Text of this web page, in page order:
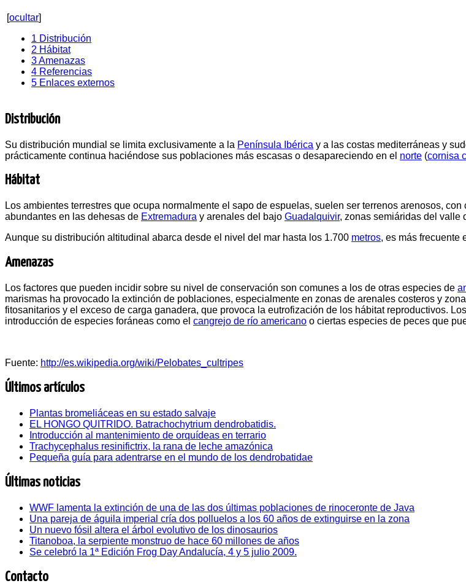
[ocultar]
1 Distribución
2 Hábitat
3Amenazas
4 Referencias
5 Enlaces externos
Distribución
Su distribución mundial se limita exclusivamente a la Península Ibérica y a las costas mediterráneas y
prácticamente continua haciéndose sus poblaciones más escasas o desapareciendo en el norte (cornisa
Hábitat
Los ambientes terrestres que ocupa normalmente el sapo de espuelas, suelen ser terrenos arenosos,
abundantes en las dehesas de Extremadura y arenales del bajo Guadalquivir, zonas semiáridas del valle
Aunque su distribución altitudinal abarca desde el nivel del mar hasta los 1.700 metros, es más frecuente
Amenazas
Los factores que pueden incidir sobre su nivel de conservación son comunes a los de otras especies de
marismas ha provocado la extinción de poblaciones, especialmente en zonas de arenales costeros y
fitosanitarios y el exceso de carga ganadera, que provoca la eutrofización de los hábitat reproductivos.
introducción de especies foráneas como el cangrejo de río americano o ciertas especies de peces que
Fuente: http://es.wikipedia.org/wiki/Pelobates_cultripes
Últimos artículos
Plantas bromeliáceas en su estado salvaje
EL HONGO QUITRIDO. Batrachochytrium dendrobatidis.
Introducción al mantenimiento de orquídeas en terrario
Trachycephalus resinifictrix, la rana de leche amazónica
Pequeña guía para adentrarse en el mundo de los dendrobatidae
Últimas noticias
WWF lamenta la extinción de una de las dos últimas poblaciones de rinoceronte de Java
Una pareja de águila imperial cría dos polluelos a los 60 años de extinguirse en la zona
Un nuevo fósil altera el árbol evolutivo de los dinosaurios
Titanoboa, la serpiente monstruo de hace 60 millones de años
Se celebró la 1ª Edición Frog Day Andalucía, 4 y 5 julio 2009.
Contacto